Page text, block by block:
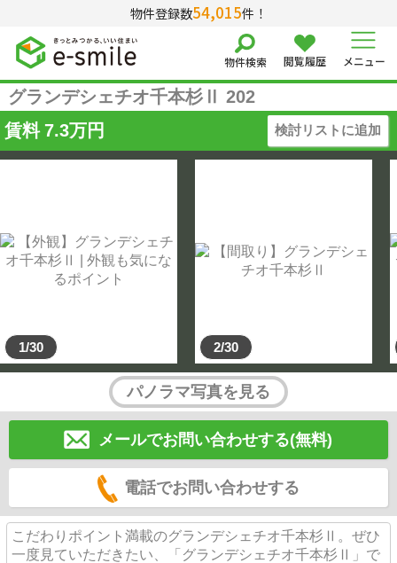
物件登録数54,015件！
物件検索 閲覧履歴 メニュー
グランデシェチオ千本杉Ⅱ 202
賃料 7.3万円 検討リストに追加
1/30 2/30
パノラマ写真を見る
メールでお問い合わせする(無料)
電話でお問い合わせする
こだわりポイント満載のグランデシェチオ千本杉Ⅱ。ぜひ
一度見ていただきたい、「グランデシェチオ千本杉Ⅱ」で